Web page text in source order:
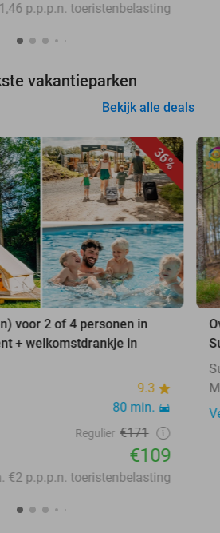
p.p.p.n. toeristenbelasting
vakantieparken
Bekijk alle deals
36%
voor 2 of 4 personen in
+ welkomstdrankje in
9.3
80 min.
Regulier €171
€109
€2 p.p.p.n. toeristenbelasting